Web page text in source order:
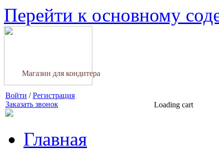
Перейти к основному
Магазин для кондитера
Войти /Регистрация
Заказать звонок
Loading cart
Главная